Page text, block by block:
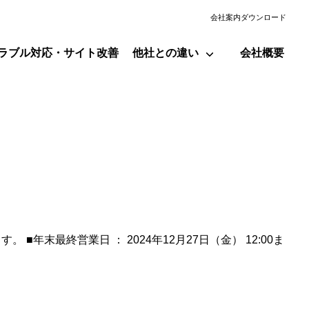
会社案内ダウンロード
ブル対応・サイト改善 他社との違い 会社概要
。 ■年末最終営業日 ： 2024年12月27日（金） 12:00ま